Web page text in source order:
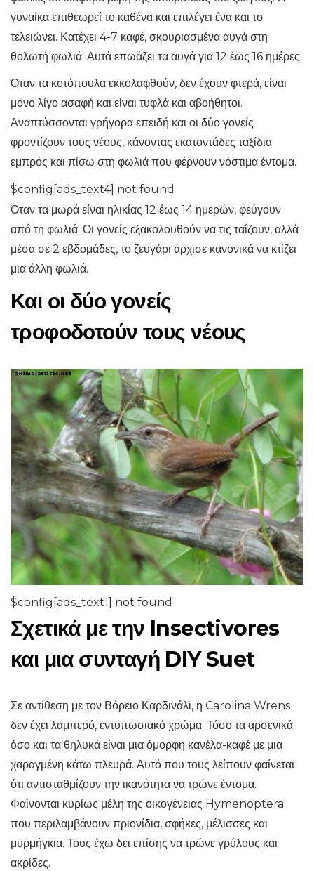
γυναίκα επιθεωρεί το καθένα και επιλέγει ένα και το
τελειώνει. Κατέχει 4-7 καφέ, σκουριασμένα αυγά στη
θολωτή φωλιά. Αυτά επωάζει τα αυγά για 12 έως 16 ημέρες.
Όταν τα κοτόπουλα εκκολαφθούν, δεν έχουν φτερά, είναι
μόνο λίγο ασαφή και είναι τυφλά και αβοήθητοι.
Αναπτύσσονται γρήγορα επειδή και οι δύο γονείς
φροντίζουν τους νέους, κάνοντας εκατοντάδες ταξίδια
εμπρός και πίσω στη φωλιά που φέρνουν νόστιμα έντομα.
$config[ads_text4] not found
Όταν τα μωρά είναι ηλικίας 12 έως 14 ημερών, φεύγουν
από τη φωλιά. Οι γονείς εξακολουθούν να τις ταΐζουν, αλλά
μέσα σε 2 εβδομάδες, το ζευγάρι άρχισε κανονικά να κτίζει
μια άλλη φωλιά.
Και οι δύο γονείς
τροφοδοτούν τους νέους
$config[ads_text1] not found
Σχετικά με την Insectivores
και μια συνταγή DIY Suet
Σε αντίθεση με τον Βόρειο Καρδινάλι, η Carolina Wrens
δεν έχει λαμπερό, εντυπωσιακό χρώμα. Τόσο τα αρσενικά
όσο και τα θηλυκά είναι μια όμορφη κανέλα-καφέ με μια
χαραγμένη κάτω πλευρά. Αυτό που τους λείπουν φαίνεται
ότι αντισταθμίζουν την ικανότητα να τρώνε έντομα.
Φαίνονται κυρίως μέλη της οικογένειας Hymenoptera
που περιλαμβάνουν πριονίδια, σφήκες, μέλισσες και
μυρμήγκια. Τους έχω δει επίσης να τρώνε γρύλους και
ακρίδες.